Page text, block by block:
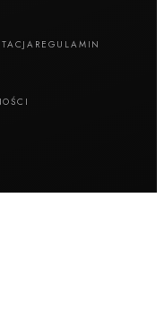
REGULAMIN